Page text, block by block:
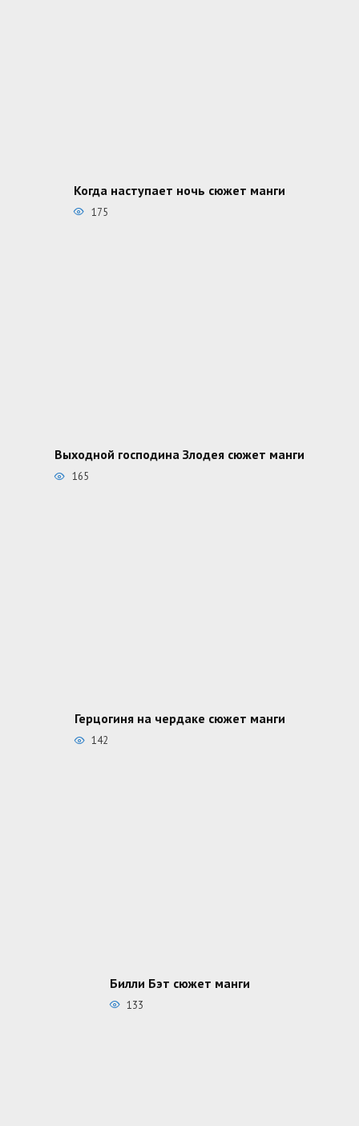
Когда наступает ночь сюжет манги
175
Выходной господина Злодея сюжет манги
165
Герцогиня на чердаке сюжет манги
142
Билли Бэт сюжет манги
133